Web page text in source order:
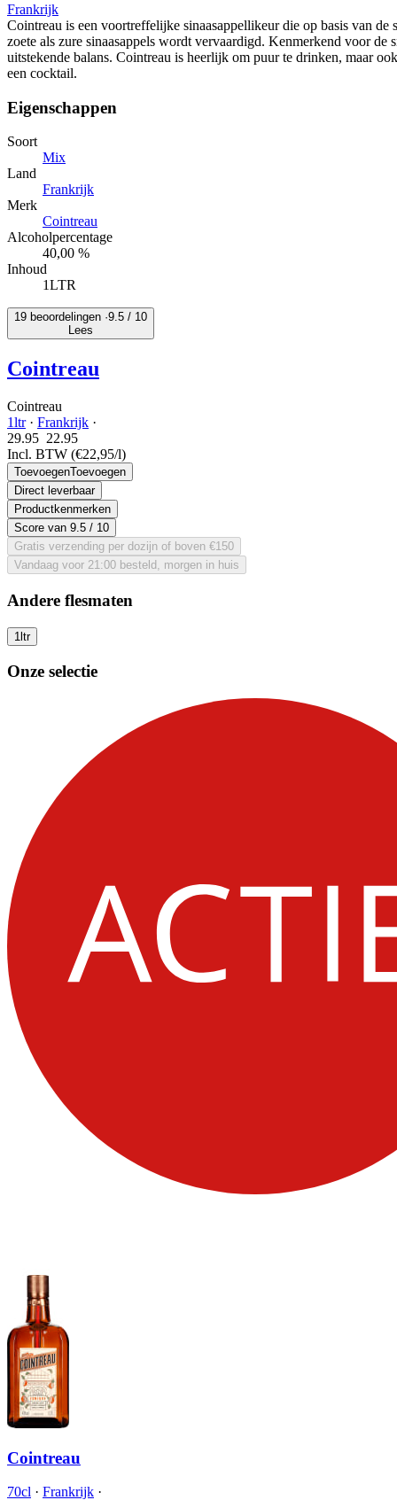
Frankrijk
Cointreau is een voortreffelijke sinaasappellikeur die op basis van de
zoete als zure sinaasappels wordt vervaardigd. Kenmerkend voor de
uitstekende balans. Cointreau is heerlijk om puur te drinken, maar
een cocktail.
Eigenschappen
Soort
Mix
Land
Frankrijk
Merk
Cointreau
Alcoholpercentage
40,00 %
Inhoud
1LTR
19 beoordelingen ·9.5 / 10
Lees
Cointreau
Cointreau
1ltr· Frankrijk ·
29.95 22.95
Incl. BTW (€22,95/l)
ToevoegenToevoegen
Direct leverbaar
Productkenmerken
Score van 9.5 / 10
Gratis verzending per dozijn of boven €150
Vandaag voor 21:00 besteld, morgen in huis
Andere flesmaten
1ltr
Onze selectie
Cointreau
70cl · Frankrijk ·